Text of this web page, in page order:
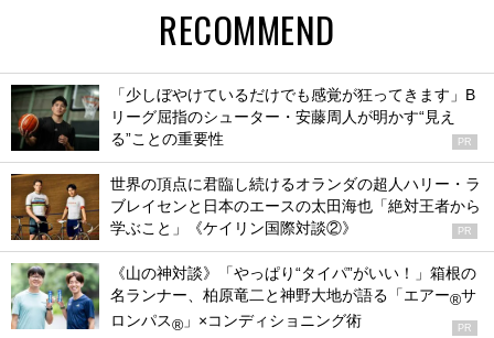
RECOMMEND
「少しぼやけているだけでも感覚が狂ってきます」B
リーグ屈指のシューター・安藤周人が明かす“見え
る”ことの重要性
PR
世界の頂点に君臨し続けるオランダの超人ハリー・ラ
ブレイセンと日本のエースの太田海也「絶対王者から
学ぶこと」《ケイリン国際対談②》
PR
《山の神対談》「やっぱり“タイパ”がいい！」箱根の
名ランナー、柏原竜二と神野大地が語る「エアー®サ
ロンパス® 」×コンディショニング術 PR